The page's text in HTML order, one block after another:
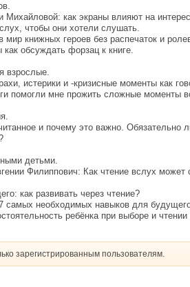
Михайловой: как экраны влияют на
чтобы они хотели слушать.
мир книжных героев без распечаток и
обсуждать форзац к книге.
взрослые.
истерики и -кризисные моменты как
помогли мне прожить сложные моменты
и почему это важно. Обязательно
детьми.
Филиппович: Как чтение вслух
как развивать через чтение?
необходимых навыков для будущего
ребёнка при выборе и чтении
зарегистрированным пользователям.